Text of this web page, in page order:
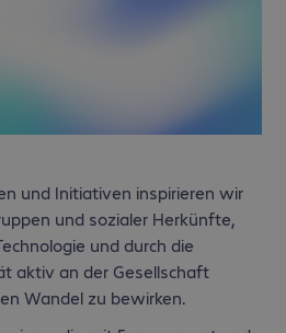
und Initiativen inspirieren wir
und sozialer Herkünfte,
und durch die
aktiv an der Gesellschaft
Wandel zu bewirken.